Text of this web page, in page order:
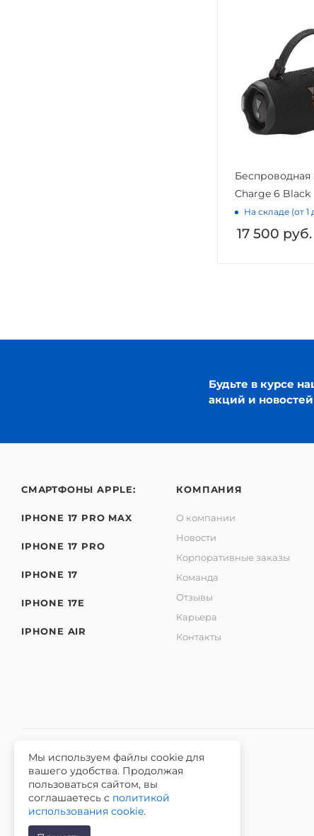
Беспроводная
Charge 6 Black
На складе (от 1
17 500 руб.
Будьте в курсе
акций и новостей
СМАРТФОНЫ APPLE:
IPHONE 17 PRO MAX
IPHONE 17 PRO
IPHONE 17
IPHONE 17E
IPHONE AIR
КОМПАНИЯ
О компании
Новости
Корпоративные заказы
Команда
Отзывы
Карьера
Контакты
2026 © Интернет-магазин iЧехол.
ИНН 631911014100 ОГРНИП 315631300089311
Мы используем файлы cookie для
вашего удобства. Продолжая
пользоваться сайтом, вы
соглашаетесь с политикой
использования cookie.